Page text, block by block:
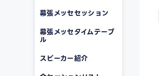
幕張メッセセッション
幕張メッセタイムテーブ
ル
スピーカー紹介